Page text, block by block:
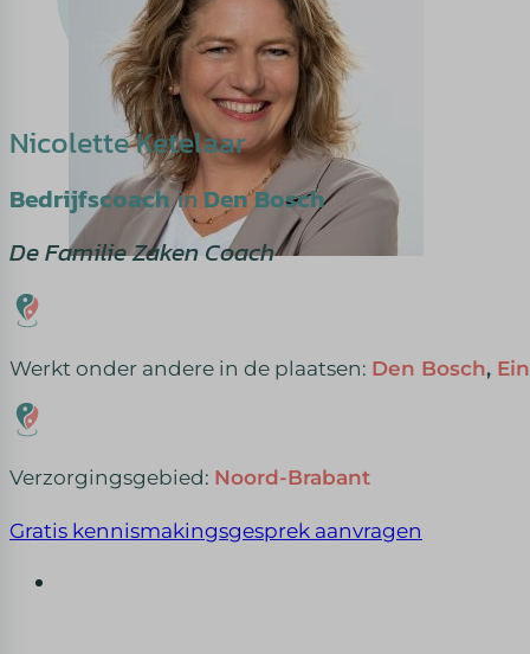
Nicolette Ketelaar
BedrijfscoachinDen Bosch
De Familie Zaken Coach
Werkt onder andere in de plaatsen: Den Bosch,
Verzorgingsgebied: Noord-Brabant
Gratis kennismakingsgesprek aanvragen